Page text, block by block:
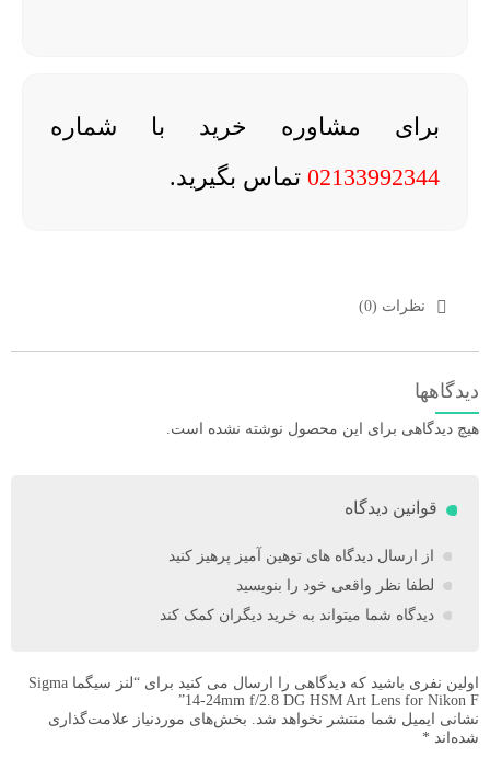
برای مشاوره خرید با شماره
02133992344 تماس بگیرید.
نظرات (0)
دیدگاهها
هیچ دیدگاهی برای این محصول نوشته نشده است.
قوانین دیدگاه
از ارسال دیدگاه های توهین آمیز پرهیز کنید
لطفا نظر واقعی خود را بنویسید
دیدگاه شما میتواند به خرید دیگران کمک کند
اولین نفری باشید که دیدگاهی را ارسال می کنید برای “لنز سیگما Sigma
14-24mm f/2.8 DG HSM Art Lens for Nikon F”
نشانی ایمیل شما منتشر نخواهد شد. بخش‌های موردنیاز علامت‌گذاری
شده‌اند *